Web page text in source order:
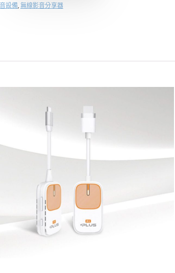
設備, 無線影音分享器